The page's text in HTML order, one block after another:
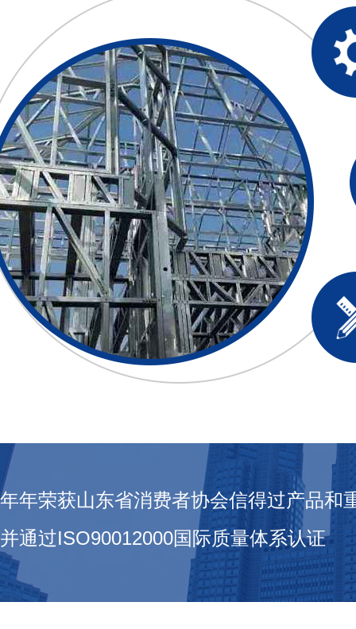
年年荣获山东省消费者协会信得过产品和
并通过ISO90012000国际质量体系认证